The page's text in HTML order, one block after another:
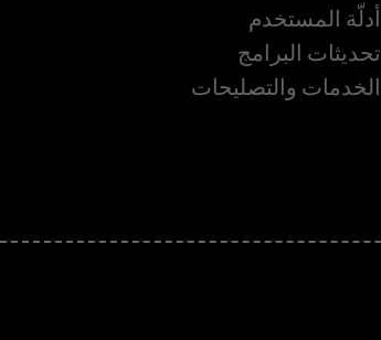
أدلّة المستخدم
تحديثات البرامج
الخدمات والتصليحات